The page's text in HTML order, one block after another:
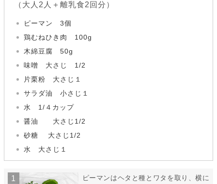
（大人2人＋離乳食2回分）
ピーマン 3個
鶏むねひき肉 100g
木綿豆腐 50g
味噌 大さじ 1/2
片栗粉 大さじ１
サラダ油 小さじ１
水 1/４カップ
醤油 大さじ1/2
砂糖 大さじ1/2
水 大さじ１
ピーマンはヘタと種とワタを取り、横に